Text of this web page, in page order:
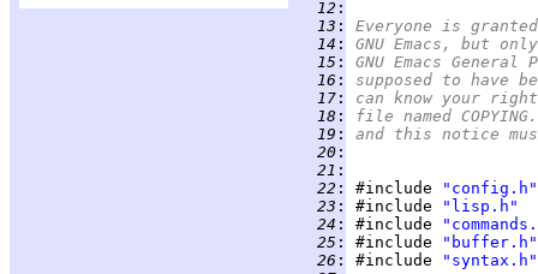
  12
:
  13
:
Everyone is
  14
:
GNU Emacs, but
  15
:
GNU Emacs
  16
:
supposed to have
  17
:
can know your
  18
:
file named
  19
:
and this notice
  20
:
  21
:
  22
: #include
"config.h"
  23
: #include
"lisp.h"
  24
: #include
  25
: #include
"buffer.h"
  26
: #include
"syntax.h"